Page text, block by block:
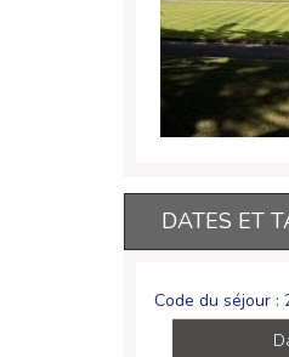
DATES ET
Code du séjour :